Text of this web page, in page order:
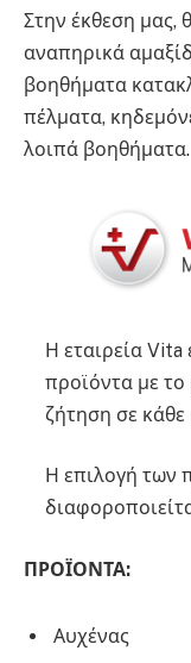
Στην έκθεση μας,
αναπηρικά
βοηθήματα
πέλματα,
λοιπά βοηθήματα.
Η εταιρεία Vita
προϊόντα με το
ζήτηση σε κάθε
Η επιλογή των
ΠΡΟΪΟΝΤΑ:
Αυχένας